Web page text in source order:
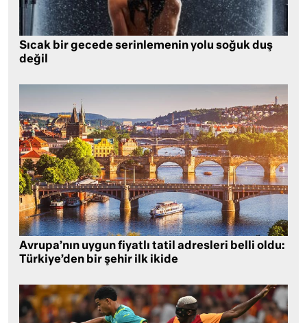
Sıcak bir gecede serinlemenin yolu soğuk duş
değil
Avrupa’nın uygun fiyatlı tatil adresleri belli oldu:
Türkiye’den bir şehir ilk ikide